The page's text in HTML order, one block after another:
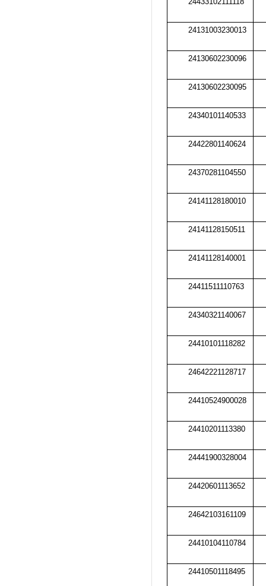
24131003230013
24130602230096
24130602230095
24340101140533
24422801140624
24370281104550
24141128180010
24141128150511
24141128140001
24411511110763
24340321140067
24410101118282
24642221128717
24410524900028
24410201113380
24441900328004
24420601113652
24642103161109
24410104110784
24410501118495